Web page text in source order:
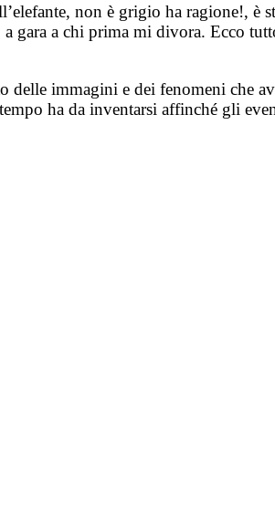
non è grigio ha ragione!, è
gara a chi prima mi divora. Ecco
immagini e dei fenomeni che
ha da inventarsi affinché gli